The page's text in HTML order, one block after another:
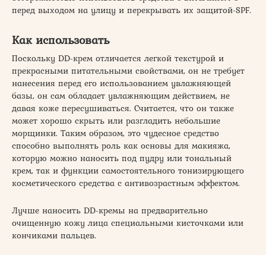
перед выходом на улицу и перекрывать их защитой-SPF.
Как использовать
Поскольку DD-крем отличается легкой текстурой и
прекрасными питательными свойствами, он не требует
нанесения перед его использованием увлажняющей
базы, он сам обладает увлажняющим действием, не
давая коже пересушиваться. Считается, что он также
может хорошо скрыть или разгладить небольшие
морщинки. Таким образом, это чудесное средство
способно выполнять роль как основы для макияжа,
которую можно наносить под пудру или тональный
крем, так и функции самостоятельного тонизирующего
косметического средства с антивозрастным эффектом.
Лучше наносить DD-кремы на предварительно
очищенную кожу лица специальными кисточками или
кончиками пальцев.